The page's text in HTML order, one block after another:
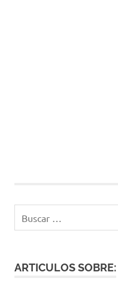
ARTICULOS SOBRE: